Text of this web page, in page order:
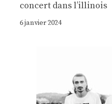
concert dans l’illinois
6 janvier 2024